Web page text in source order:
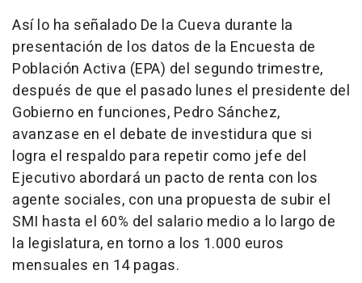
Así lo ha señalado De la Cueva durante la
presentación de los datos de la Encuesta de
Población Activa (EPA) del segundo trimestre,
después de que el pasado lunes el presidente del
Gobierno en funciones, Pedro Sánchez,
avanzase en el debate de investidura que si
logra el respaldo para repetir como jefe del
Ejecutivo abordará un pacto de renta con los
agente sociales, con una propuesta de subir el
SMI hasta el 60% del salario medio a lo largo de
la legislatura, en torno a los 1.000 euros
mensuales en 14 pagas.